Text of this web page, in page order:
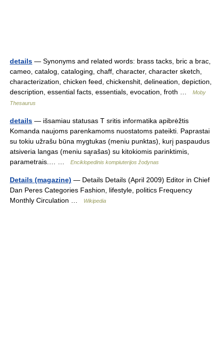
details — Synonyms and related words: brass tacks, bric a brac,
cameo, catalog, cataloging, chaff, character, character sketch,
characterization, chicken feed, chickenshit, delineation, depiction,
description, essential facts, essentials, evocation, froth …
Moby
Thesaurus
details — išsamiau statusas T sritis informatika apibrėžtis
Komanda naujoms parenkamoms nuostatoms pateikti. Paprastai
su tokiu užrašu būna mygtukas (meniu punktas), kurį paspaudus
atsiveria langas (meniu sąrašas) su kitokiomis parinktimis,
parametrais.… …
Enciklopedinis kompiuterijos žodynas
Details (magazine) — Details Details (April 2009) Editor in Chief
Dan Peres Categories Fashion, lifestyle, politics Frequency
Monthly Circulation …
Wikipedia